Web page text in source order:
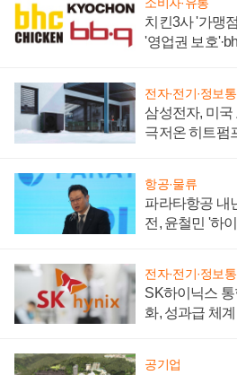
소비자·유통
치킨3사 '가맹
'영업권 보호
전자·전기·정보
삼성전자, 미
극저온 히트펌
항공·물류
파라타항공 내
전, 윤철민 '하
전자·전기·정보
SK하이닉스
화, 성과급 체
공기업